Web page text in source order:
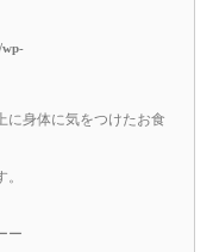
wp-
に身体に気をつけたお食
ー